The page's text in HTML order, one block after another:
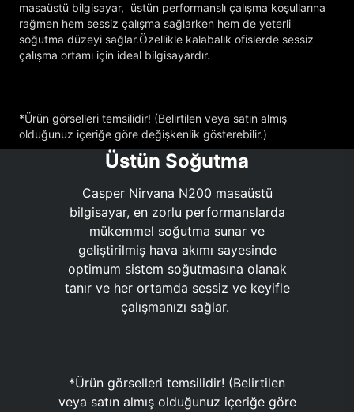
masaüstü bilgisayar, üstün performanslı çalışma koşullarına
rağmen hem sessiz çalışma sağlarken hem de yeterli
soğutma düzeyi sağlar.Özellikle kalabalık ofislerde sessiz
çalışma ortamı için ideal bilgisayardır.
*Ürün görselleri temsilidir! (Belirtilen veya satın almış
olduğunuz içeriğe göre değişkenlik gösterebilir.)
Üstün Soğutma
Casper Nirvana N200 masaüstü
bilgisayar, en zorlu performanslarda
mükemmel soğutma sunar ve
geliştirilmiş hava akımı sayesinde
optimum sistem soğutmasına olanak
tanır ve her ortamda sessiz ve keyifle
çalışmanızı sağlar.
*Ürün görselleri temsilidir! (Belirtilen
veya satın almış olduğunuz içeriğe göre